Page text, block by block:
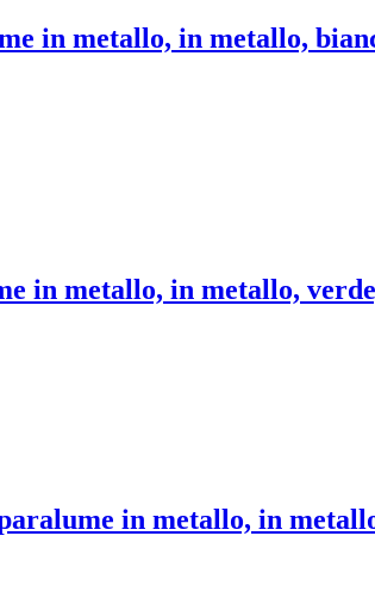
in metallo, in metallo,
in metallo, in metallo,
in metallo, in